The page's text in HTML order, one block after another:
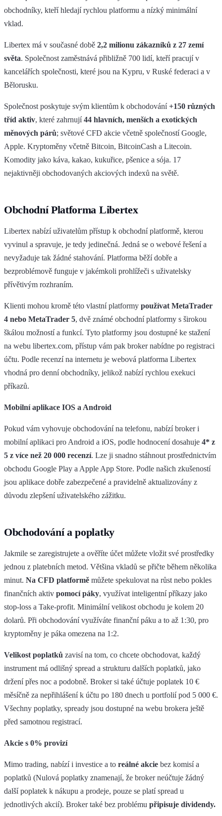
obchodníky, kteří hledají rychlou platformu a nízký minimální
vklad.
Libertex má v současné době 2,2 milionu zákazníků z 27 zemí
světa. Společnost zaměstnává přibližně 700 lidí, kteří pracují v
kancelářích společnosti, které jsou na Kypru, v Ruské federaci a v
Bělorusku.
Společnost poskytuje svým klientům k obchodování+150 různých
tříd aktiv, které zahrnují44 hlavních, menších a exotických
měnových párů; světové CFD akcie včetně společností Google,
Apple. Kryptoměny včetně Bitcoin, BitcoinCash a Litecoin.
Komodity jako káva, kakao, kukuřice, pšenice a sója. 17
nejaktivněji obchodovaných akciových indexů na světě.
Obchodní Platforma Libertex
Libertex nabízí uživatelům přístup k obchodní platformě, kterou
vyvinul a spravuje, je tedy jedinečná. Jedná se o webové řešení a
nevyžaduje tak žádné stahování. Platforma běží dobře a
bezproblémově funguje v jakémkoli prohlížeči s uživatelsky
přívětivým rozhraním.
Klienti mohou kromě této vlastní platformy používat MetaTrader
4 nebo MetaTrader 5, dvě známé obchodní platformy s širokou
škálou možností a funkcí. Tyto platformy jsou dostupné ke stažení
na webu libertex.com, přístup vám pak broker nabídne po registraci
účtu. Podle recenzí na internetu je webová platforma Libertex
vhodná pro denní obchodníky, jelikož nabízí rychlou exekuci
příkazů.
Mobilní aplikace IOS a Android
Pokud vám vyhovuje obchodování na telefonu, nabízí broker i
mobilní aplikaci pro Android a iOS, podle hodnocení dosahuje 4* z
5 z více než 20 000 recenzí. Lze ji snadno stáhnout prostřednictvím
obchodu Google Play a Apple App Store. Podle našich zkušeností
jsou aplikace dobře zabezpečené a pravidelně aktualizovány z
důvodu zlepšení uživatelského zážitku.
Obchodování a poplatky
Jakmile se zaregistrujete a ověříte účet můžete vložit své prostředky
jednou z platebních metod. Většina vkladů se přičte během několika
minut. Na CFD platformě můžete spekulovat na růst nebo pokles
finančních aktiv pomocí páky, využívat inteligentní příkazy jako
stop-loss a Take-profit. Minimální velikost obchodu je kolem 20
dolarů. Při obchodování využíváte finanční páku a to až 1:30, pro
kryptoměny je páka omezena na 1:2.
Velikost poplatků zavisí na tom, co chcete obchodovat, každý
instrument má odlišný spread a strukturu dalších poplatků, jako
držení přes noc a podobně. Broker si také účtuje poplatek 10 €
měsíčně za nepřihlášení k účtu po 180 dnech u portfolií pod 5 000 €.
Všechny poplatky, spready jsou dostupné na webu brokera ještě
před samotnou registrací.
Akcie s 0% provizí
Mimo trading, nabízí i investice a to reálné akcie bez komisí a
poplatků (Nulová poplatky znamenají, že broker neúčtuje žádný
další poplatek k nákupu a prodeje, pouze se platí spread u
jednotlivých akcií). Broker také bez problému připisuje dividendy.